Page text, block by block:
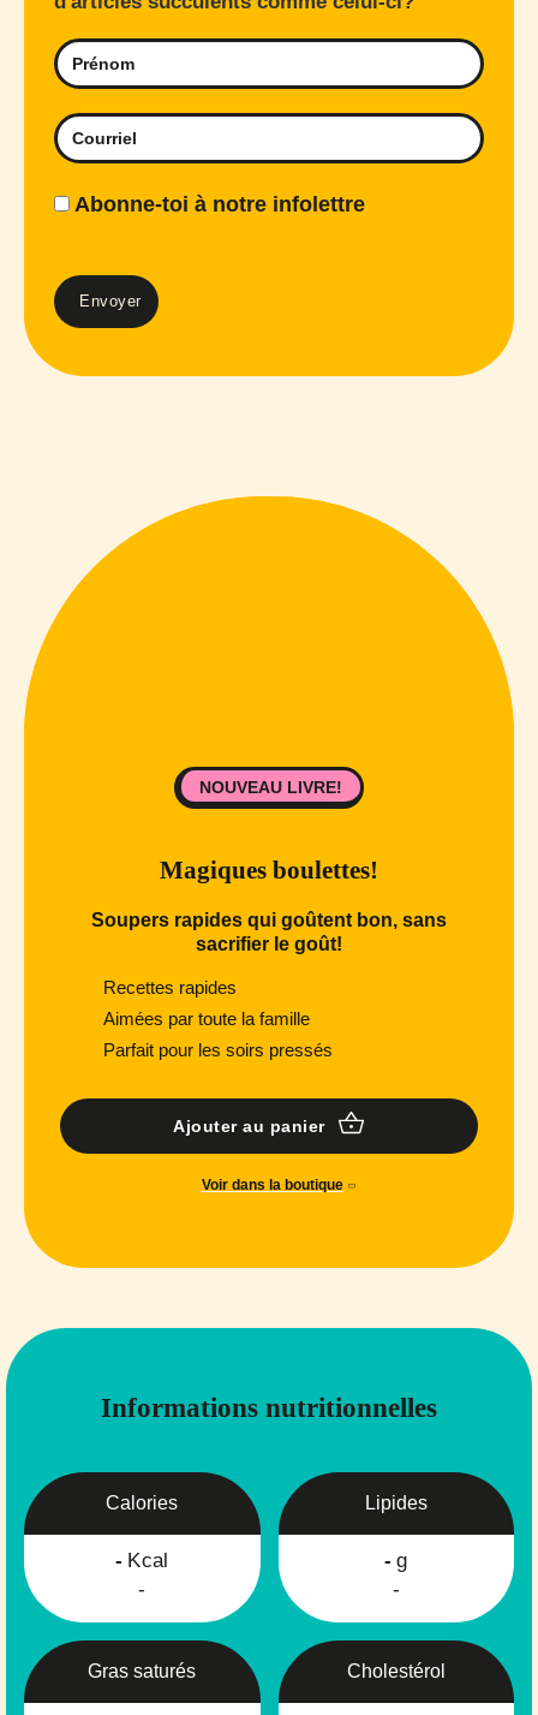
Abonne-toi à notre infolettre
Magiques boulettes!
Soupers rapides qui goûtent bon, sans
sacrifier le goût!
Recettes rapides
Aimées par toute la famille
Parfait pour les soirs pressés
Ajouter au panier
Voir dans la boutique
NOUVEAU LIVRE!
Informations nutritionnelles
Calories
- Kcal
-
Lipides
- g
-
Gras saturés Cholestérol